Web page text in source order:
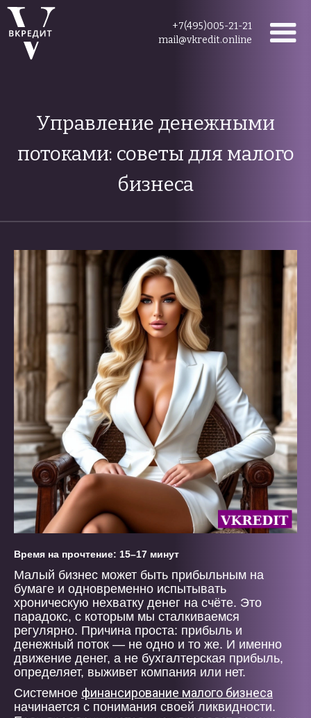
+7(495)005-21-21
mail@vkredit.online
Управление денежными
потоками: советы для малого
бизнеса
Время на прочтение: 15–17 минут
Малый бизнес может быть прибыльным на
бумаге и одновременно испытывать
хроническую нехватку денег на счёте. Это
парадокс, с которым мы сталкиваемся
регулярно. Причина проста: прибыль и
денежный поток — не одно и то же. И именно
движение денег, а не бухгалтерская прибыль,
определяет, выживет компания или нет.
Системное финансирование малого бизнеса
начинается с понимания своей ликвидности.